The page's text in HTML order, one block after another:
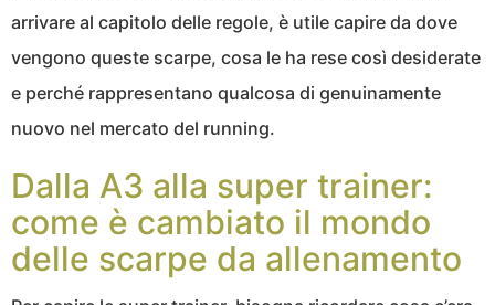
arrivare al capitolo delle regole, è utile capire da dove
vengono queste scarpe, cosa le ha rese così desiderate
e perché rappresentano qualcosa di genuinamente
nuovo nel mercato del running.
Dalla A3 alla super trainer:
come è cambiato il mondo
delle scarpe da allenamento